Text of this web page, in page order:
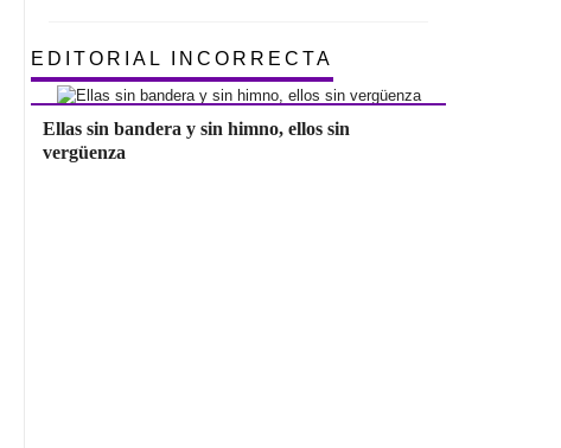
EDITORIAL INCORRECTA
Ellas sin bandera y sin himno, ellos sin
vergüenza